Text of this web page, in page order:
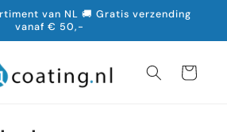
van NL 🚚 Gratis verzending
vanaf € 50,-
Winkelwagen